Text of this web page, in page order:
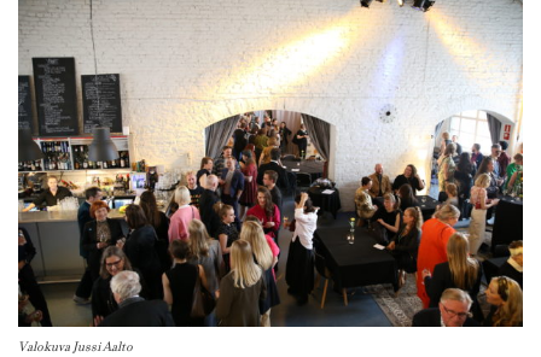
Valokuva Jussi Aalto